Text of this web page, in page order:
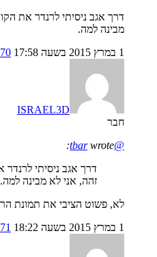
דרך אגב ניסיתי לרנדר את הקובץ
מבינה למה.
#8170
ISRAEL3D
wrote:
דרך אגב ניסיתי לרנדר את
זהה, אני לא מבינה למה.
לא, פשוט הציבי את תמונת הרקע
#8171